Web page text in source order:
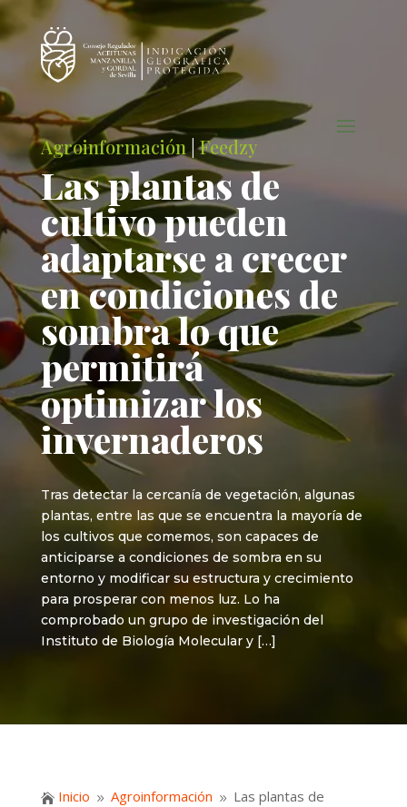
Agroinformación |Feedzy
Las plantas de
cultivo pueden
adaptarse a crecer
en condiciones de
sombra lo que
permitirá
optimizar los
invernaderos
Tras detectar la cercanía de vegetación, algunas
plantas, entre las que se encuentra la mayoría de
los cultivos que comemos, son capaces de
anticiparse a condiciones de sombra en su
entorno y modificar su estructura y crecimiento
para prosperar con menos luz. Lo ha
comprobado un grupo de investigación del
Instituto de Biología Molecular y […]
 Inicio 9 Agroinformación 9 Las plantas de